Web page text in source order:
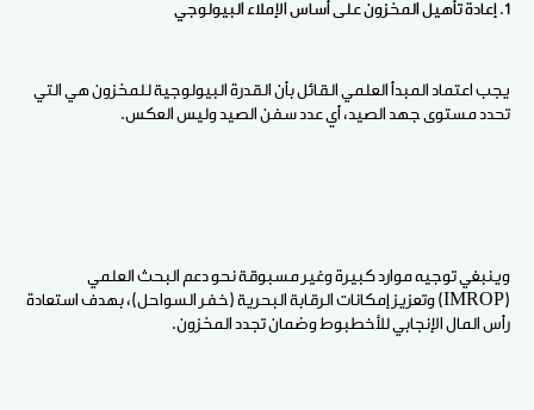
1. إعادة تأهيل المخزون على أساس الإملاء البيولوجي
يجب اعتماد المبدأ العلمي القائل بأن القدرة البيولوجية للمخزون هي التي
تحدد مستوى جهد الصيد، أي عدد سفن الصيد وليس العكس.
وينبغي توجيه موارد كبيرة وغير مسبوقة نحو دعم البحث العلمي
(IMROP) وتعزيز إمكانات الرقابة البحرية (خفر السواحل)، بهدف استعادة
رأس المال الإنجابي للأخطبوط وضمان تجدد المخزون.